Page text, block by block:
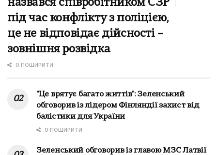
назвався співробітником СЗР
під час конфлікту з поліцією,
це не відповідає дійсності –
зовнішня розвідка
0 ПОШИРИТИ
"Це врятує багато життів": Зеленський
обговорив із лідером Фінляндії захист від
балістики для України
0 ПОШИРИТИ
Зеленський обговорив із главою МЗС Латвії